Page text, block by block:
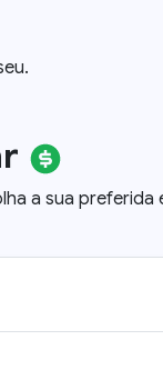
a sua preferida